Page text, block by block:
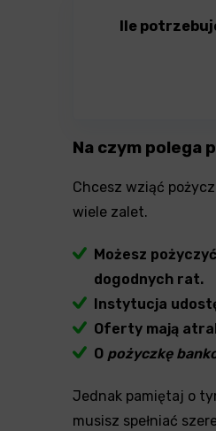
Ile
Na czym polega
Chcesz wziąć
wiele zalet.
Możesz
dogodnych rat.
Instytucja
Oferty mają
O pożyczkę
Jednak pamiętaj o
musisz spełniać